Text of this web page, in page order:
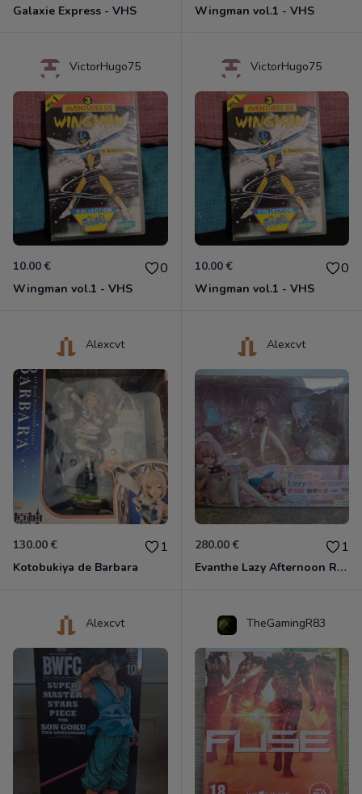
Galaxie Express - VHS Wingman vol.1 - VHS
VictorHugo75
10.00 € 0
Wingman vol.1 - VHS
VictorHugo75
10.00 € 0
Wingman vol.1 - VHS
Alexcvt
130.00 € 1
Kotobukiya de Barbara
Alexcvt
280.00 € 1
Evanthe Lazy Afternoon Red Pride of Eden
Alexcvt TheGamingR83